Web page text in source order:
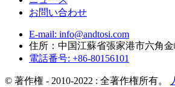
お問い合わせ
E-mail: info@andtosi.com
住所：中国江蘇省張家港市六角
電話番号: +86-80156101
© 著作権 - 2010-2022 : 全著作権所有。